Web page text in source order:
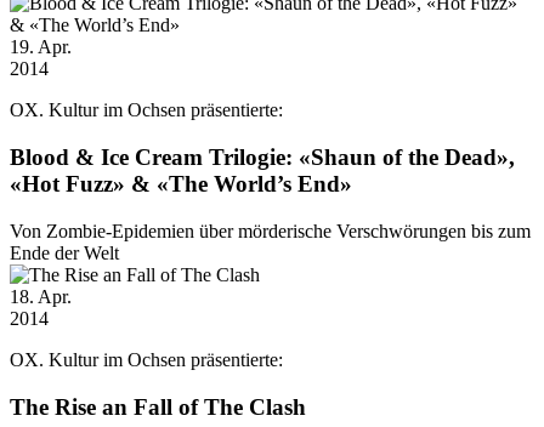
19. Apr.
2014
OX. Kultur im Ochsen präsentierte:
Blood & Ice Cream Trilogie: «Shaun of the Dead»,
«Hot Fuzz» & «The World’s End»
Von Zombie-Epidemien über mörderische Verschwörungen bis zum
Ende der Welt
18. Apr.
2014
OX. Kultur im Ochsen präsentierte:
The Rise an Fall of The Clash